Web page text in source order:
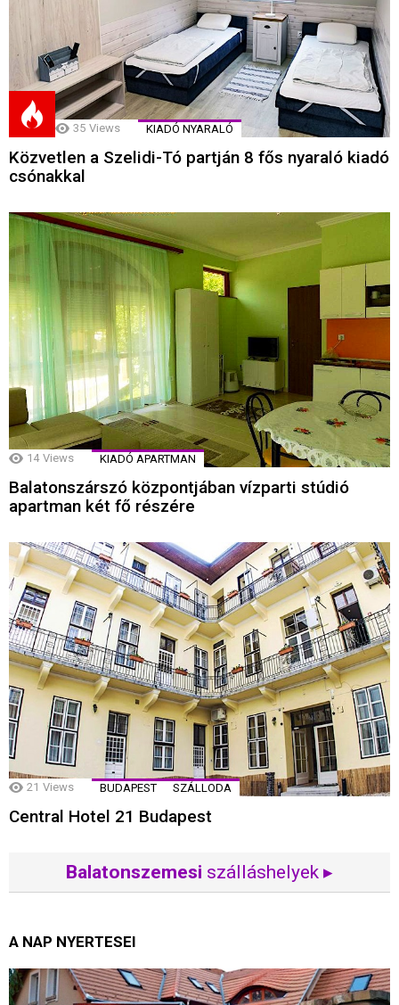
35 Views KIADÓ NYARALÓ
Közvetlen a Szelidi-Tó partján 8 fős nyaraló kiadó
csónakkal
14 Views KIADÓ APARTMAN
Balatonszárszó központjában vízparti stúdió
apartman két fő részére
21 Views BUDAPEST SZÁLLODA
Central Hotel 21 Budapest
Balatonszemesi szálláshelyek ▸
A NAP NYERTESEI